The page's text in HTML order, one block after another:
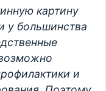
картину
у большинства
и